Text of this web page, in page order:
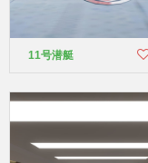
11号潜艇